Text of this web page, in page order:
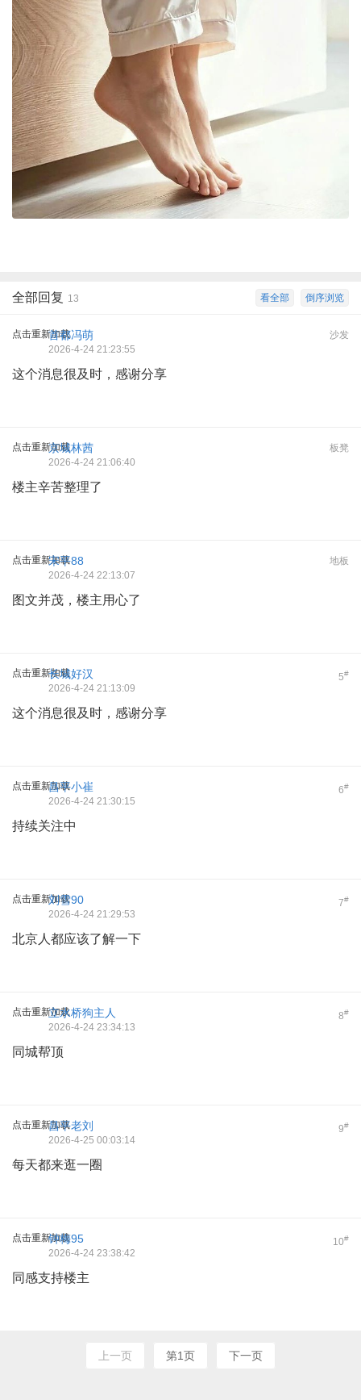
倒序浏览
看全部
全部回复 13
点击重新加载 沙发
首都冯萌
2026-4-24 21:23:55
这个消息很及时，感谢分享
点击重新加载 板凳
京城林茜
2026-4-24 21:06:40
楼主辛苦整理了
点击重新加载 地板
宋平88
2026-4-24 22:13:07
图文并茂，楼主用心了
点击重新加载 5#
长城好汉
2026-4-24 21:13:09
这个消息很及时，感谢分享
点击重新加载 6#
昌平小崔
2026-4-24 21:30:15
持续关注中
点击重新加载 7#
刘雪90
2026-4-24 21:29:53
北京人都应该了解一下
点击重新加载 8#
立水桥狗主人
2026-4-24 23:34:13
同城帮顶
点击重新加载 9#
昌平老刘
2026-4-25 00:03:14
每天都来逛一圈
点击重新加载 10#
钟梅95
2026-4-24 23:38:42
同感支持楼主
上一页 第1页 下一页